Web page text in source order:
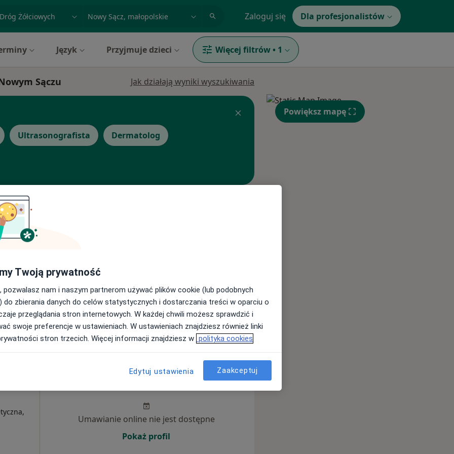
badanie lub nazwisko Zaloguj się Dla profesjonalistów
Język Przyjmuje dzieci Więcej filtrów • 1
Sączu Jak działają wyniki wyszukiwania
Ultrasonografista Dermatolog
290 zł
44
Jutro Pon, Wt, Śr,
Umawianie online nie jest dostępne
Pokaż profil
Powiększ mapę
Twoją prywatność
pozwalasz nam i naszym partnerom używać plików cookie (lub podobnych
do zbierania danych do celów statystycznych i dostarczania treści w oparciu o
przeglądania stron internetowych. W każdej chwili możesz sprawdzić i
swoje preferencje w ustawieniach. W ustawieniach znajdziesz również linki
stron trzecich. Więcej informacji znajdziesz w polityka cookies
Edytuj ustawienia Zaakceptuj